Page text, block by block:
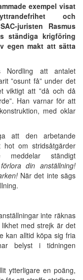
exempel visat
och
juristen Rasmus
ständiga krigföring
egen makt att sätta
Nordling att antalet
”osunt få” under det
viktigt att ”då och då
Han varnar för att
med oklar
att den arbetande
hot om stridsåtgärder
meddelar ständigt
din anställning!
När det inte sägs
inte räknas
med strejk är det
kan alltid köpa sig fria
belyst i tidningen
ytterligare en poäng,